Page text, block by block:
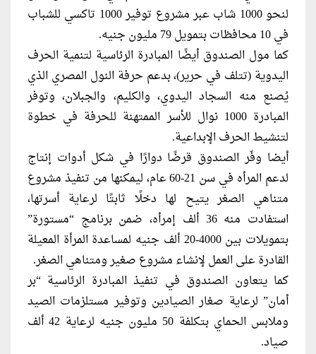
لنحو 1000 شاب عبر مشروع توفير 1000 تاكسي للشباب
في 10 محافظات بتمويل 79 مليون جنيه.
كما مول الصندوق أيضًا المبادرة الرئاسية لتنمية الحرف
اليدوية (تتلف في حرير)، بدعم حرفة النول المصري الذي
يُصنع منه السجاد اليدوي، والكليم، والجبلان، وتوفر
المبادرة 1000 نوال للأسر الممتهنة للحرفة في خطوة
لتنشيط الحرف الإبداعية.
أيضا وفّر الصندوق قرضًا دوارًا في شكل أدوات إنتاج
لدعم المرأه في سن 21-60 عام، ليمكنها من تنفيذ مشروع
متناهي الصغر يتيح لها دخلًا ثابتًا لرعاية أسرتها،
استفادت منه 36 ألف إمرأه، ضمن برنامج “مستورة”
بتمويلات بين 4000-20 ألف جنيه لمساعدة المرأة المعيلة
القادرة على العمل لإنشاء مشروع صغير ومتناهي الصغر.
كما يتعاون الصندوق في تنفيذ المبادرة الرئاسية “بر
أمان” لرعاية صغار الصيادين وتوفير مستلزمات الصيد
وملابس الحماي بتكلفة 50 مليون جنيه لرعاية 42 ألف
صياد.